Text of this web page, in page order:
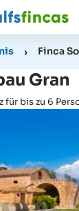
Finca
Gran
für bis zu 6